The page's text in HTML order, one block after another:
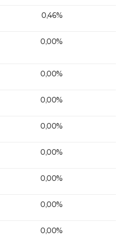
0,46%
0,00%
0,00%
0,00%
0,00%
0,00%
0,00%
0,00%
0,00%